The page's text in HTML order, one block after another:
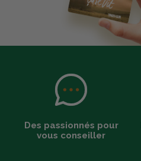
Des passionnés pour
vous conseiller